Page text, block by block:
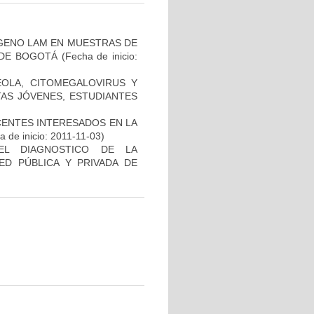
LAM EN MUESTRAS DE
BOGOTÁ(Fecha de inicio:
CITOMEGALOVIRUS Y
JÓVENES, ESTUDIANTES
INTERESADOS EN LA
de inicio: 2011-11-03)
DIAGNOSTICO DE LA
PÚBLICA Y PRIVADA DE